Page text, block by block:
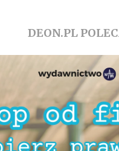
DEON.PL